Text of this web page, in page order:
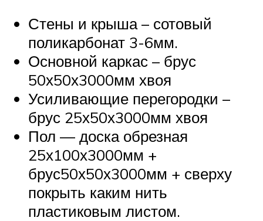
Стены и крыша – сотовый
поликарбонат 3-6мм.
Основной каркас – брус
50х50х3000мм хвоя
Усиливающие перегородки –
брус 25х50х3000мм хвоя
Пол — доска обрезная
25х100х3000мм +
брус50х50х3000мм + сверху
покрыть каким нить
пластиковым листом.